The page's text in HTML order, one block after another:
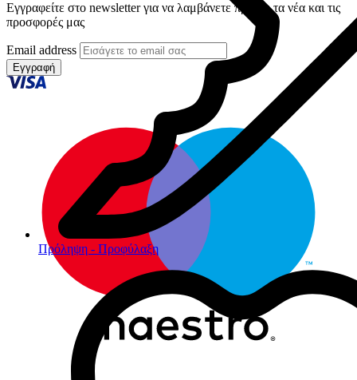
Πρόληψη - Προφύλαξη
Εγγραφείτε στο newsletter για να λαμβάνετε πρώτοι τα νέα και τις
προσφορές μας
Email address
Εγγραφή